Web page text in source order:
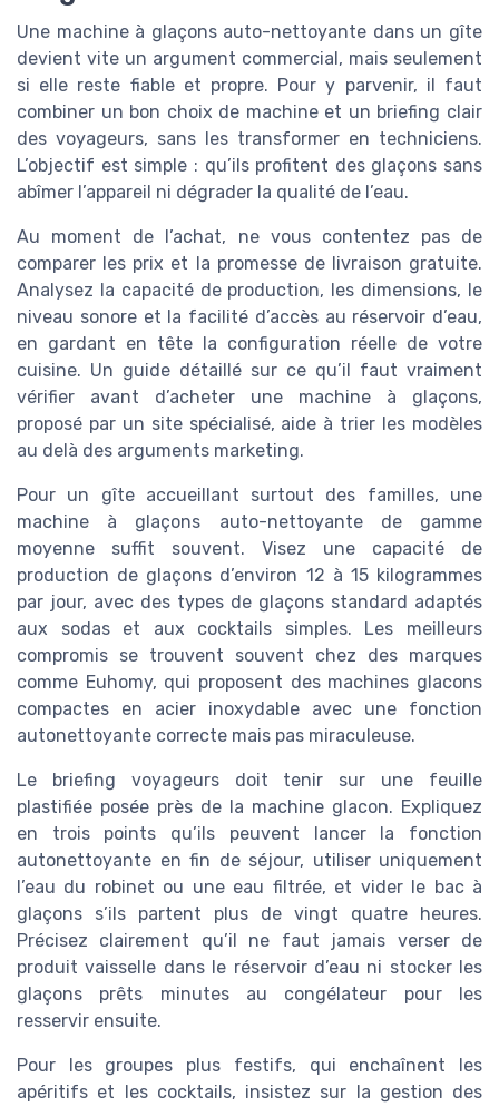
Une machine à glaçons auto-nettoyante dans un gîte
devient vite un argument commercial, mais seulement
si elle reste fiable et propre. Pour y parvenir, il faut
combiner un bon choix de machine et un briefing clair
des voyageurs, sans les transformer en techniciens.
L’objectif est simple : qu’ils profitent des glaçons sans
abîmer l’appareil ni dégrader la qualité de l’eau.
Au moment de l’achat, ne vous contentez pas de
comparer les prix et la promesse de livraison gratuite.
Analysez la capacité de production, les dimensions, le
niveau sonore et la facilité d’accès au réservoir d’eau,
en gardant en tête la configuration réelle de votre
cuisine. Un guide détaillé sur ce qu’il faut vraiment
vérifier avant d’acheter une machine à glaçons,
proposé par un site spécialisé, aide à trier les modèles
au delà des arguments marketing.
Pour un gîte accueillant surtout des familles, une
machine à glaçons auto-nettoyante de gamme
moyenne suffit souvent. Visez une capacité de
production de glaçons d’environ 12 à 15 kilogrammes
par jour, avec des types de glaçons standard adaptés
aux sodas et aux cocktails simples. Les meilleurs
compromis se trouvent souvent chez des marques
comme Euhomy, qui proposent des machines glacons
compactes en acier inoxydable avec une fonction
autonettoyante correcte mais pas miraculeuse.
Le briefing voyageurs doit tenir sur une feuille
plastifiée posée près de la machine glacon. Expliquez
en trois points qu’ils peuvent lancer la fonction
autonettoyante en fin de séjour, utiliser uniquement
l’eau du robinet ou une eau filtrée, et vider le bac à
glaçons s’ils partent plus de vingt quatre heures.
Précisez clairement qu’il ne faut jamais verser de
produit vaisselle dans le réservoir d’eau ni stocker les
glaçons prêts minutes au congélateur pour les
resservir ensuite.
Pour les groupes plus festifs, qui enchaînent les
apéritifs et les cocktails, insistez sur la gestion des